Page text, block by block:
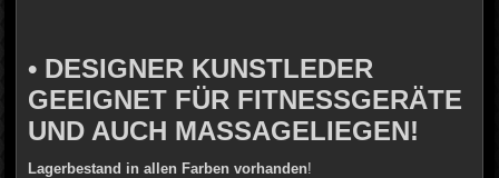
• DESIGNER KUNSTLEDER
GEEIGNET FÜR FITNESSGERÄTE
UND AUCH MASSAGELIEGEN!
Lagerbestand in allen Farben vorhanden!